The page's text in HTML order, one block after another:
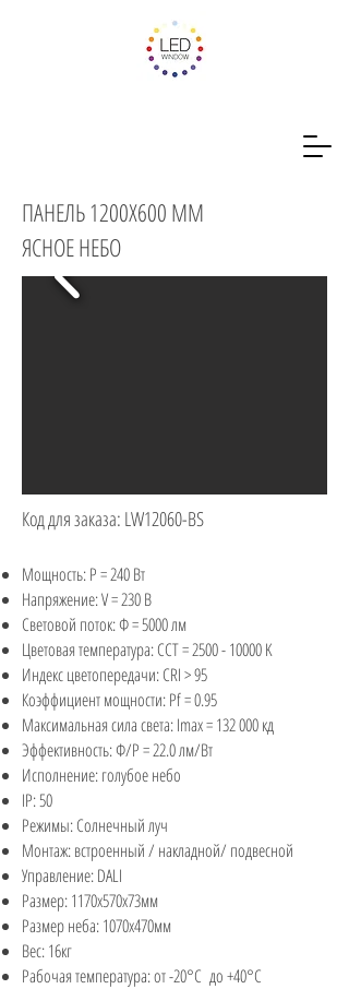
ПАНЕЛЬ 1200Х600 ММ
ЯСНОЕ НЕБО
Код для заказа: LW12060-BS
Мощность: P = 240 Вт
Напряжение: V = 230 В
Световой поток: Ф = 5000 лм
Цветовая температура: CCT =2500 - 10000K
Индекс цветопередачи: CRI > 95
Коэффициент мощности: Pf = 0.95
Максимальная сила света: Imax = 132 000 кд
Эффективность: Ф/P = 22.0 лм/Вт
Исполнение: голубое небо
IP: 50
Режимы: Солнечный луч
Монтаж: встроенный / накладной/ подвесной
Управление: DALI
Размер: 1170х570х73мм
Размер неба: 1070х470мм
Вес: 16кг
Рабочая температура: от -20°С до +40°С